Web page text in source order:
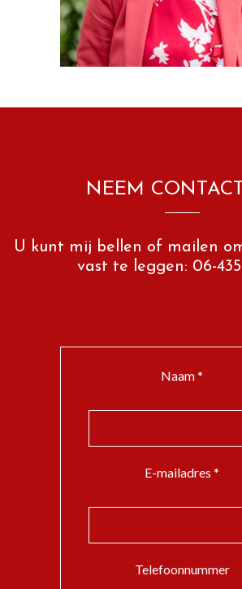
NEEM
U kunt mij bellen of mailen
vast te leggen: 06-
Naam *
E-mailadres *
Telefoonnummer